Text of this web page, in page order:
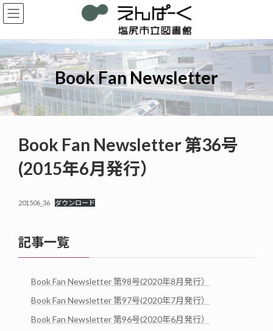
コ
ン
ン
ツ
へ
ス
キ
ッ
プ
ナ
ビ
ー
シ
ョ
ン
に
移
動
Book Fan Newsletter
Book Fan Newsletter 第36号
(2015年6月発行）
201506_36 ダウンロード
記事一覧
Book Fan Newsletter 第98号(2020年8月発行）
Book Fan Newsletter 第97号(2020年7月発行）
Book Fan Newsletter 第96号(2020年6月発行）